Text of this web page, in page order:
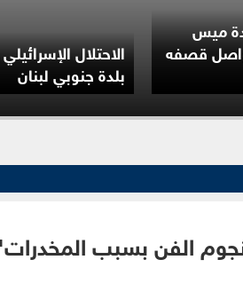
ميس
قصفه الاحتلال
بلدة جنوبي لبنان
الفن بسبب